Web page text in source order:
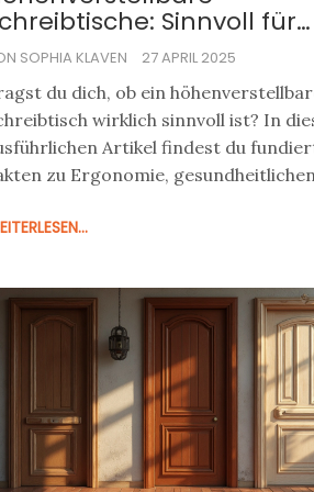
Sinnvoll für
Produktivität &
SOPHIA KLAVEN 27 APRIL 2025
du dich, ob ein
wirklich sinnvoll ist? In
Artikel findest du
zu Ergonomie, gesundheitlichen
du den besten Schreibtisch für
und Rückenschmerzen
bekommst du alle Antworten
Schreibtische.